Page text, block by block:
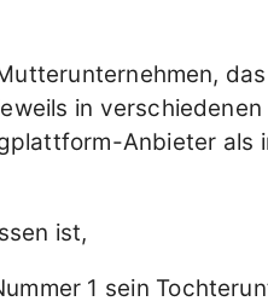
in
Anbieter als
ist,
1 sein